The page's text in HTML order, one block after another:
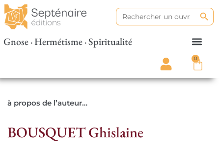
Search
for:
Gnose · Hermétisme · Spiritualité
0
à propos de l’auteur…
BOUSQUET Ghislaine